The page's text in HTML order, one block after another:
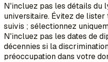
N'incluez pas les détails du
universitaire. Évitez de
suivis ; sélectionnez
N'incluez pas les dates de
décennies si la
préoccupation dans votre